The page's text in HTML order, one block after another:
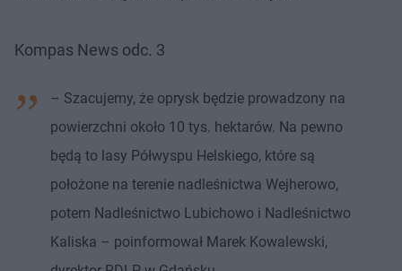
Kompas News odc. 3
– Szacujemy, że oprysk będzie prowadzony na
powierzchni około 10 tys. hektarów. Na pewno
będą to lasy Półwyspu Helskiego, które są
położone na terenie nadleśnictwa Wejherowo,
potem Nadleśnictwo Lubichowo i Nadleśnictwo
Kaliska – poinformował Marek Kowalewski,